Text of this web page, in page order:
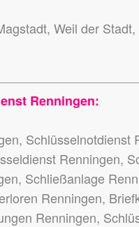
Weil der
Renningen:
Renningen,
Schließanlage
Renningen,
Renningen,